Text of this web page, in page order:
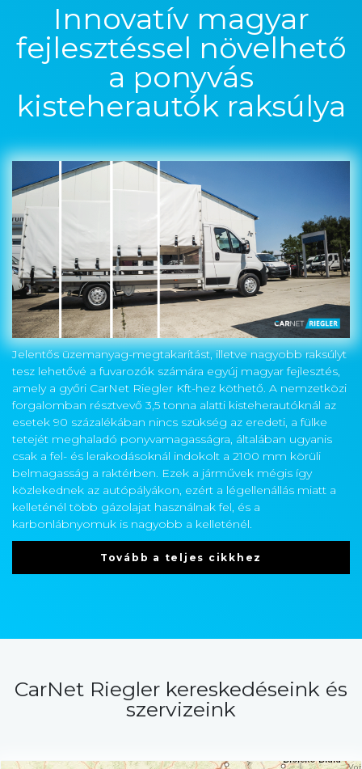
Innovatív magyar
fejlesztéssel növelhető
a ponyvás
kisteherautók raksúlya
Jelentős üzemanyag-megtakarítást, illetve nagyobb raksúlyt
tesz lehetővé a fuvarozók számára egyúj magyar fejlesztés,
amely a győri CarNet Riegler Kft-hez köthető. A nemzetközi
forgalomban résztvevő 3,5 tonna alatti kisteherautóknál az
esetek 90 százalékában nincs szükség az eredeti, a fülke
tetejét meghaladó ponyvamagasságra, általában ugyanis
csak a fel- és lerakodásoknál indokolt a 2100 mm körüli
belmagasság a raktérben. Ezek a járművek mégis így
közlekednek az autópályákon, ezért a légellenállás miatt a
kelleténél több gázolajat használnak fel, és a
karbonlábnyomuk is nagyobb a kelleténél.
Tovább a teljes cikkhez
CarNet Riegler kereskedéseink és
szervizeink